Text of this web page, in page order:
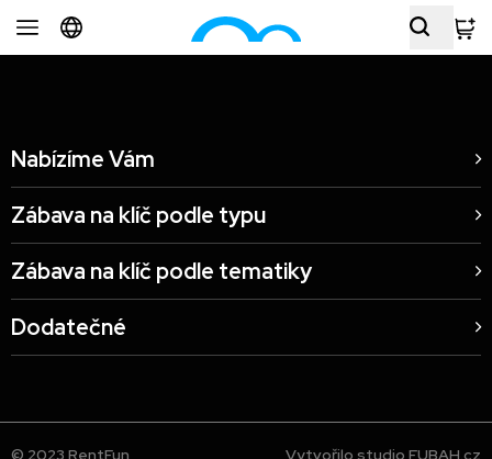
Nabízíme Vám
Zábava na klíč podle typu
Zábava na klíč podle tematiky
Dodatečné
© 2023 RentFun Vytvořilo studio FUBAH.cz